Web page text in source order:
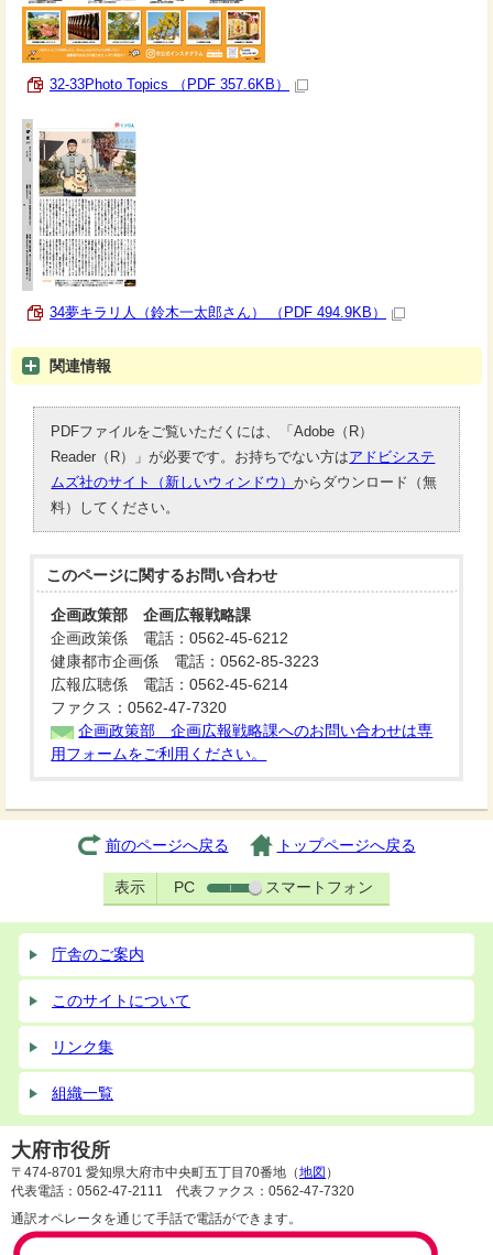
32-33Photo Topics （PDF 357.6KB）
34夢キラリ人（鈴木一太郎さん） （PDF 494.9KB）
関連情報
PDFファイルをご覧いただくには、「Adobe（R）
Reader（R）」が必要です。お持ちでない方はアドビシステ
ムズ社のサイト（新しいウィンドウ）からダウンロード（無
料）してください。
このページに関するお問い合わせ
企画政策部 企画広報戦略課
企画政策係 電話：0562-45-6212
健康都市企画係 電話：0562-85-3223
広報広聴係 電話：0562-45-6214
ファクス：0562-47-7320
企画政策部 企画広報戦略課へのお問い合わせは専
用フォームをご利用ください。
前のページへ戻る トップページへ戻る
表示 PC スマートフォン
庁舎のご案内
このサイトについて
リンク集
組織一覧
大府市役所
〒474-8701 愛知県大府市中央町五丁目70番地（地図 ）
代表電話：0562-47-2111 代表ファクス：0562-47-7320
通訳オペレータを通じて手話で電話ができます。